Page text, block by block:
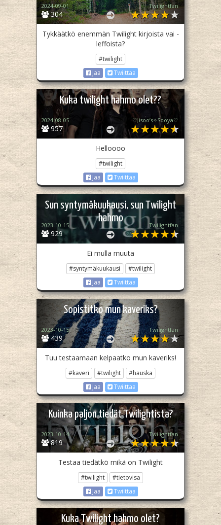
304
2024-09-01 Twilightfan
Tykkäätkö enemmän Twilight kirjoista vai -
leffoista?
#twilight
Jaa
Twiittaa
Kuka twilight hahmo olet??
957
2024-08-05 ♡Jisoo’s✧Sooya♡
Helloooo
#twilight
Jaa
Twiittaa
Sun syntymäkuukausi, sun Twilight
hahmo
929
2023-10-15 Twilightfan
Ei mulla muuta
#syntymäkuukausi
#twilight
Jaa
Twiittaa
Sopistitko mun kaveriks?
439
2023-10-15 Twilightfan
Tuu testaamaan kelpaatko mun kaveriks!
#kaveri #twilight
#hauska
Jaa
Twiittaa
Kuinka paljon tiedät Twilightista?
819
2023-10-14 Twilightfan
Testaa tiedätkö mikä on Twilight
#twilight
#tietovisa
Jaa
Twiittaa
Kuka Twilight hahmo olet?